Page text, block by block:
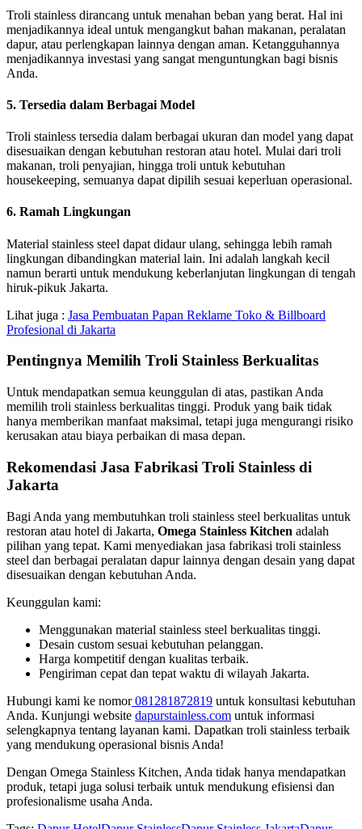
Troli stainless dirancang untuk menahan beban yang berat. Hal ini
menjadikannya ideal untuk mengangkut bahan makanan, peralatan
dapur, atau perlengkapan lainnya dengan aman. Ketangguhannya
menjadikannya investasi yang sangat menguntungkan bagi bisnis
Anda.
5. Tersedia dalam Berbagai Model
Troli stainless tersedia dalam berbagai ukuran dan model yang dapat
disesuaikan dengan kebutuhan restoran atau hotel. Mulai dari troli
makanan, troli penyajian, hingga troli untuk kebutuhan
housekeeping, semuanya dapat dipilih sesuai keperluan operasional.
6. Ramah Lingkungan
Material stainless steel dapat didaur ulang, sehingga lebih ramah
lingkungan dibandingkan material lain. Ini adalah langkah kecil
namun berarti untuk mendukung keberlanjutan lingkungan di tengah
hiruk-pikuk Jakarta.
Lihat juga : Jasa Pembuatan Papan Reklame Toko & Billboard
Profesional di Jakarta
Pentingnya Memilih Troli Stainless Berkualitas
Untuk mendapatkan semua keunggulan di atas, pastikan Anda
memilih troli stainless berkualitas tinggi. Produk yang baik tidak
hanya memberikan manfaat maksimal, tetapi juga mengurangi risiko
kerusakan atau biaya perbaikan di masa depan.
Rekomendasi Jasa Fabrikasi Troli Stainless di
Jakarta
Bagi Anda yang membutuhkan troli stainless steel berkualitas untuk
restoran atau hotel di Jakarta, Omega Stainless Kitchen adalah
pilihan yang tepat. Kami menyediakan jasa fabrikasi troli stainless
steel dan berbagai peralatan dapur lainnya dengan desain yang dapat
disesuaikan dengan kebutuhan Anda.
Keunggulan kami:
Menggunakan material stainless steel berkualitas tinggi.
Desain custom sesuai kebutuhan pelanggan.
Harga kompetitif dengan kualitas terbaik.
Pengiriman cepat dan tepat waktu di wilayah Jakarta.
Hubungi kami ke nomor081281872819 untuk konsultasi kebutuhan
Anda. Kunjungi website dapurstainless.com untuk informasi
selengkapnya tentang layanan kami. Dapatkan troli stainless terbaik
yang mendukung operasional bisnis Anda!
Dengan Omega Stainless Kitchen, Anda tidak hanya mendapatkan
produk, tetapi juga solusi terbaik untuk mendukung efisiensi dan
profesionalisme usaha Anda.